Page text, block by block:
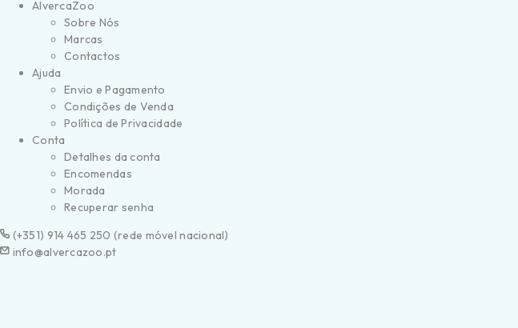
AlvercaZoo
Sobre Nós
Marcas
Contactos
Ajuda
Envio e Pagamento
Condições de Venda
Política de Privacidade
Conta
Detalhes da conta
Encomendas
Morada
Recuperar senha
(+351) 914 465 250 (rede móvel nacional)
info@alvercazoo.pt